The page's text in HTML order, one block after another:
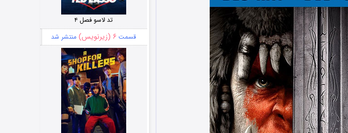
تد لاسو فصل ۴
قسمت ۶ (زیرنویس) منتشر شد